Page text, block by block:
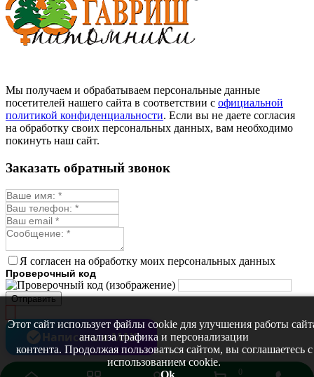
Мы получаем и обрабатываем персональные данные
посетителей нашего сайта в соответствии с официальной
политикой конфиденциальности. Если вы не даете согласия
на обработку своих персональных данных, вам необходимо
покинуть наш сайт.
Этот сайт использует файлы cookie для улучшения работы
анализа трафика и персонализации
контента. Продолжая пользоваться сайтом, вы соглашаетесь с
использованием cookie.
Ok
Заказать обратный звонок
Я согласен на обработку моих персональных данных
Проверочный код
Отправить
0
Написать в MAX